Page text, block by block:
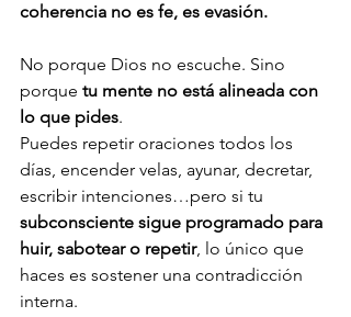
coherencia no es fe, es evasión.
No porque Dios no escuche. Sino
porque tu mente no está alineada con
lo que pides.
Puedes repetir oraciones todos los
días, encender velas, ayunar, decretar,
escribir intenciones…pero si tu
subconsciente sigue programado para
huir, sabotear o repetir, lo único que
haces es sostener una contradicción
interna.